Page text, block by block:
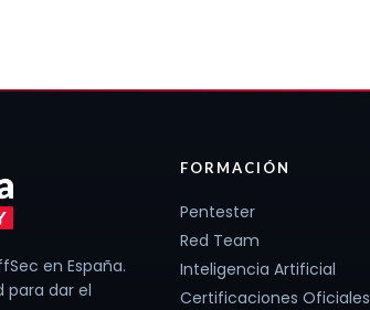
en España.
para dar el
FORMACIÓN
Pentester
Red Team
Inteligencia Artificial
Certificaciones Oficiales